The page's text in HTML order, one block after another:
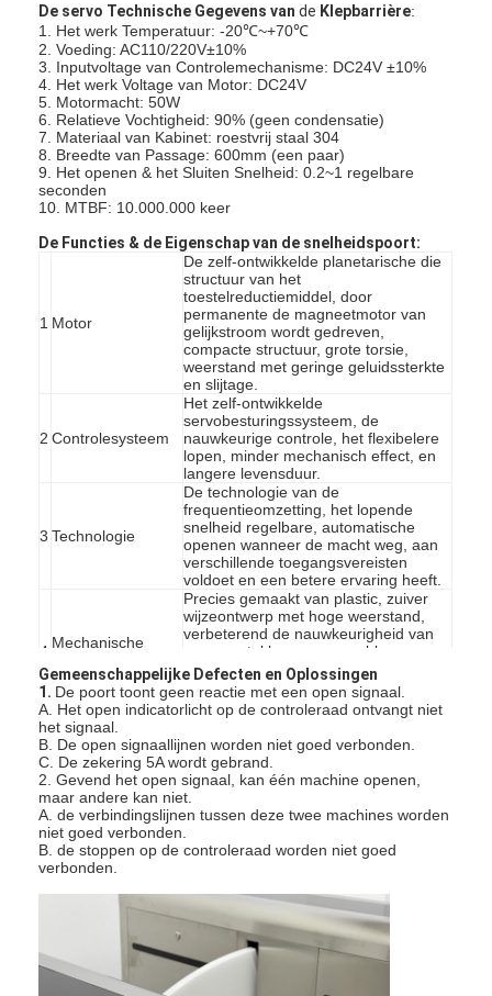
De servo Technische Gegevens van de Klepbarrière:
1. Het werk Temperatuur: -20℃~+70℃
2. Voeding: AC110/220V±10%
3. Inputvoltage van Controlemechanisme: DC24V ±10%
4. Het werk Voltage van Motor: DC24V
5. Motormacht: 50W
6. Relatieve Vochtigheid: 90% (geen condensatie)
7. Materiaal van Kabinet: roestvrij staal 304
8. Breedte van Passage: 600mm (een paar)
9. Het openen & het Sluiten Snelheid: 0.2~1 regelbare
seconden
10. MTBF: 10.000.000 keer
De Functies & de Eigenschap van de snelheidspoort:
1 Motor
De zelf-ontwikkelde planetarische die
structuur van het
toestelreductiemiddel, door
permanente de magneetmotor van
gelijkstroom wordt gedreven,
compacte structuur, grote torsie,
weerstand met geringe geluidssterkte
en slijtage.
2 Controlesysteem
Het zelf-ontwikkelde
servobesturingssysteem, de
nauwkeurige controle, het flexibelere
lopen, minder mechanisch effect, en
langere levensduur.
3 Technologie
De technologie van de
frequentieomzetting, het lopende
snelheid regelbare, automatische
openen wanneer de macht weg, aan
verschillende toegangsvereisten
voldoet en een betere ervaring heeft.
4 Mechanische
Precies gemaakt van plastic, zuiver
wijzeontwerp met hoge weerstand,
verbeterend de nauwkeurigheid van
vervangstukken en assemblage,
compactere verrichting, kleiner
verrichtingshiaat, en langere
levensduur.
5 Vleugel
Gemaakt door plastic vorm,
normalisatie, en verbetering,
oppervlaktebehandelingstechniek, het
beste visuele effect van verlichting.
Gemeenschappelijke Defecten en Oplossingen
1. De poort toont geen reactie met een open signaal.
A. Het open indicatorlicht op de controleraad ontvangt niet
het signaal.
B. De open signaallijnen worden niet goed verbonden.
C. De zekering 5A wordt gebrand.
2. Gevend het open signaal, kan één machine openen,
maar andere kan niet.
A. de verbindingslijnen tussen deze twee machines worden
niet goed verbonden.
B. de stoppen op de controleraad worden niet goed
verbonden.